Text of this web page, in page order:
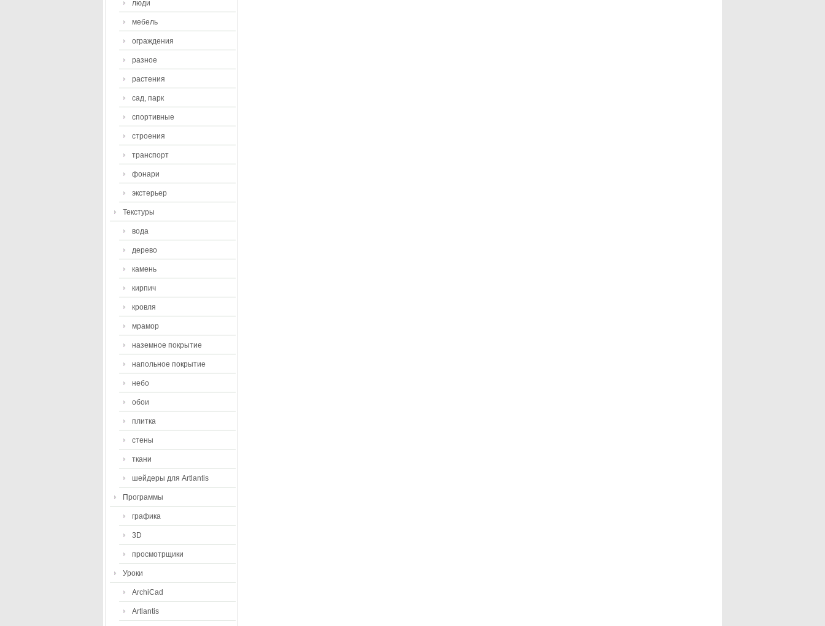
люди
мебель
ограждения
разное
растения
сад, парк
спортивные
строения
транспорт
фонари
экстерьер
Текстуры
вода
дерево
камень
кирпич
кровля
мрамор
наземное покрытие
напольное покрытие
небо
обои
плитка
стены
ткани
шейдеры для Artlantis
Программы
графика
3D
просмотрщики
Уроки
ArchiCad
Artlantis